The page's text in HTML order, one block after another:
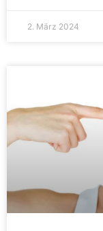
2. März 2024